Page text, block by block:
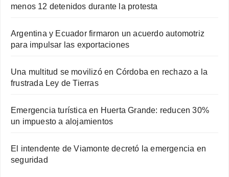
menos 12 detenidos durante la protesta
Argentina y Ecuador firmaron un acuerdo automotriz
para impulsar las exportaciones
Una multitud se movilizó en Córdoba en rechazo a la
frustrada Ley de Tierras
Emergencia turística en Huerta Grande: reducen 30%
un impuesto a alojamientos
El intendente de Viamonte decretó la emergencia en
seguridad